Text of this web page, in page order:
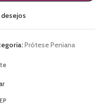
Prótese Peniana